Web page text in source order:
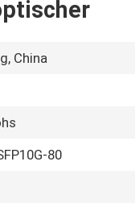
China
80